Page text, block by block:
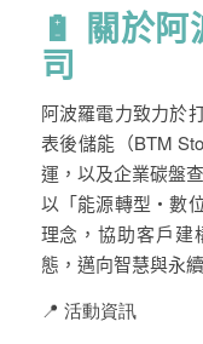
🔋 關於阿
司
阿波羅電力致力於
表後儲能 （BTM
運，以及企業碳盤
以「能源轉型・數
理念，協助客戶建
態，邁向智慧與永
📍 活動資訊